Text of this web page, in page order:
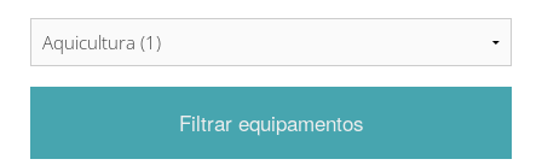
Filtrar equipamentos